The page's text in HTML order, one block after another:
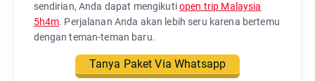
sendirian, Anda dapat mengikutiopen trip Malaysia
5h4m. Perjalanan Anda akan lebih seru karena bertemu
dengan teman-teman baru.
Tanya Paket Via Whatsapp